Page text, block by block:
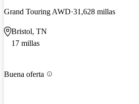
Grand Touring AWD 31,628 millas
Bristol, TN
17 millas
Buena oferta